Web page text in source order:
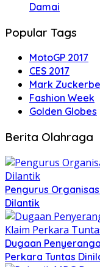
Damai
Popular Tags
MotoGP 2017
CES 2017
Mark
Fashion Week
Golden Globes
Berita Olahraga
Pengurus
Dilantik
Dugaan
Perkara Tuntas